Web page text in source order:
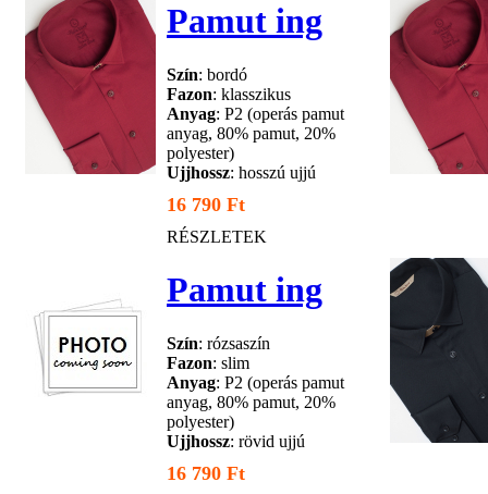
Pamut ing
Szín: bordó
Fazon: klasszikus
Anyag: P2 (operás pamut
anyag, 80% pamut, 20%
polyester)
Ujjhossz: hosszú ujjú
16 790 Ft
RÉSZLETEK
Pamut ing
Szín: rózsaszín
Fazon: slim
Anyag: P2 (operás pamut
anyag, 80% pamut, 20%
polyester)
Ujjhossz: rövid ujjú
16 790 Ft